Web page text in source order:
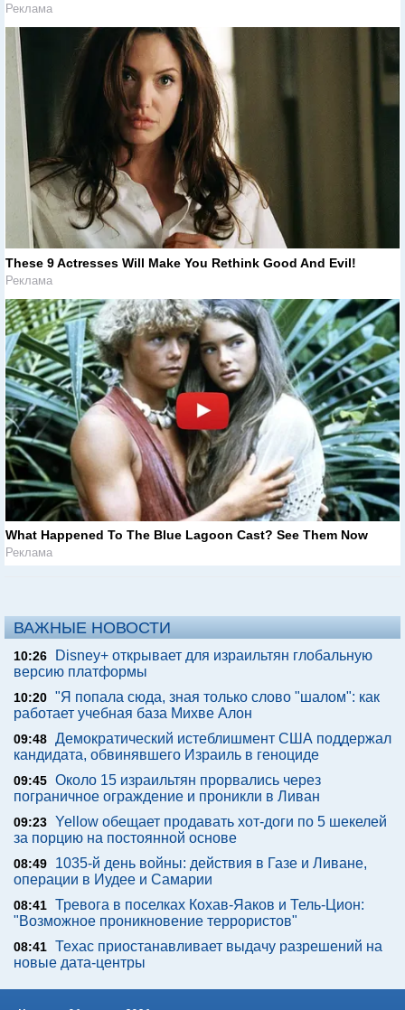
Реклама
These 9 Actresses Will Make You Rethink Good And Evil!
Реклама
What Happened To The Blue Lagoon Cast? See Them Now
Реклама
ВАЖНЫЕ НОВОСТИ
10:26
Disney+ открывает для израильтян глобальную
версию платформы
10:20 "Я попала сюда, зная только слово "шалом": как
работает учебная база Михве Алон
09:48 Демократический истеблишмент США поддержал
кандидата, обвинявшего Израиль в геноциде
09:45 Около 15 израильтян прорвались через
пограничное ограждение и проникли в Ливан
09:23 Yellow обещает продавать хот-доги по 5 шекелей
за порцию на постоянной основе
08:49
1035-й день войны: действия в Газе и Ливане,
операции в Иудее и Самарии
08:41 Тревога в поселках Кохав-Яаков и Тель-Цион:
"Возможное проникновение террористов"
08:41 Техас приостанавливает выдачу разрешений на
новые дата-центры